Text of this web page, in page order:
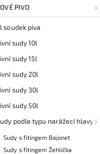
PIVO
soudek piva
sudy 10l
sudy 15l
sudy 20l
sudy 30l
sudy 50l
podle typu narážecí hlavy
Sudy s fitingem Bajonet
Sudy s fitingem Žehlička